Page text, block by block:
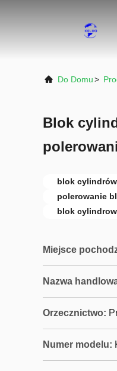
Do Domu>
Blok
blok
polerowanie
blok
Miejsce
Nazwa
Orzecznictwo:
Numer modelu: